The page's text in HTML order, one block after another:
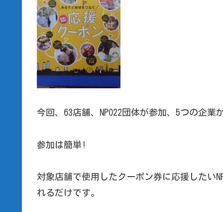
今回、63店舗、NPO22団体が参加、5つの企業
参加は簡単!
対象店舗で使用したクーポン券に応援したい
れるだけです。